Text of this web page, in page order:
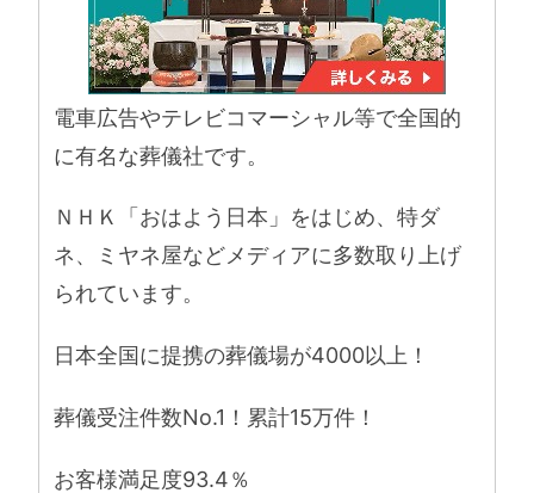
電車広告やテレビコマーシャル等で全国的
に有名な葬儀社です。
ＮＨＫ「おはよう日本」をはじめ、特ダ
ネ、ミヤネ屋などメディアに多数取り上げ
られています。
日本全国に提携の葬儀場が4000以上！
葬儀受注件数No.1！累計15万件！
お客様満足度93.4％